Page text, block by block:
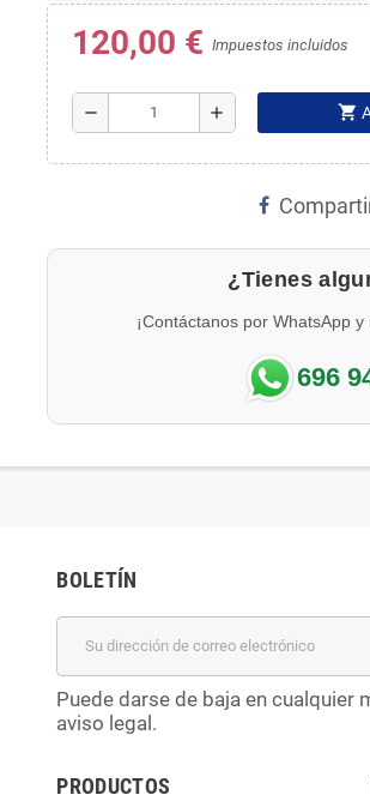
120,00 € Impuestos incluidos
remove add shopping_cart
¿Tienes
¡Contáctanos por WhatsApp
696
BOLETÍN
Puede darse de baja en cualquier
aviso legal.
PRODUCTOS